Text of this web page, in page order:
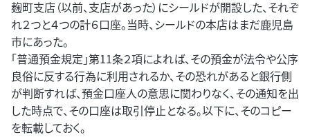
麹町支店（以前、支店があった）にシールドが開設した、それぞ
れ２つと４つの計６口座。当時、シールドの本店はまだ鹿児島
市にあった。
「普通預金規定」第11条２項によれば、その預金が法令や公序
良俗に反する行為に利用されるか、その恐れがあると銀行側
が判断すれば、預金口座人の意思に関わりなく、その通知を出
した時点で、その口座は取引停止となる。以下に、そのコピー
を転載しておく。